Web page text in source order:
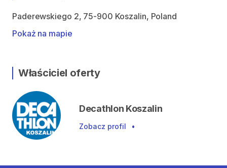
Paderewskiego 2, 75-900 Koszalin, Poland
Pokaż na mapie
Właściciel oferty
Decathlon Koszalin
Zobacz profil •